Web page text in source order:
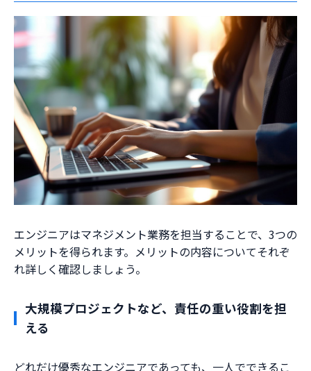
エンジニアはマネジメント業務を担当することで、3つの
メリットを得られます。メリットの内容についてそれぞ
れ詳しく確認しましょう。
大規模プロジェクトなど、責任の重い役割を担
える
どれだけ優秀なエンジニアであっても、一人でできるこ